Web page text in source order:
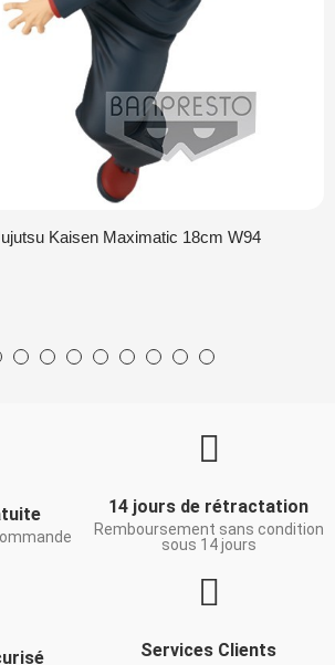
Kaisen Maximatic 18cm W94
14 jours de rétractation
Remboursement sans condition
sous 14 jours
Services Clients